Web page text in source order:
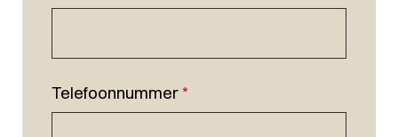
Telefoonnummer*